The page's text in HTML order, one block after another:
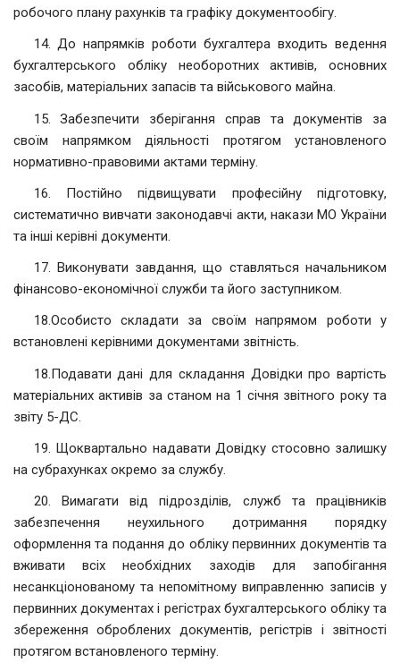
робочого плану рахунків та графіку документообігу.
14. До напрямків роботи бухгалтера входить ведення
бухгалтерського обліку необоротних активів, основних
засобів, матеріальних запасів та військового майна.
15. Забезпечити зберігання справ та документів за
своїм напрямком діяльності протягом установленого
нормативно-правовими актами терміну.
16. Постійно підвищувати професійну підготовку,
систематично вивчати законодавчі акти, накази МО України
та інші керівні документи.
17. Виконувати завдання, що ставляться начальником
фінансово-економічної служби та його заступником.
18.Особисто складати за своїм напрямом роботи у
встановлені керівними документами звітність.
18.Подавати дані для складання Довідки про вартість
матеріальних активів за станом на 1 січня звітного року та
звіту 5-ДС.
19. Щоквартально надавати Довідку стосовно залишку
на субрахунках окремо за службу.
20. Вимагати від підрозділів, служб та працівників
забезпечення неухильного дотримання порядку
оформлення та подання до обліку первинних документів та
вживати всіх необхідних заходів для запобігання
несанкціонованому та непомітному виправленню записів у
первинних документах і регістрах бухгалтерського обліку та
збереження оброблених документів, регістрів і звітності
протягом встановленого терміну.